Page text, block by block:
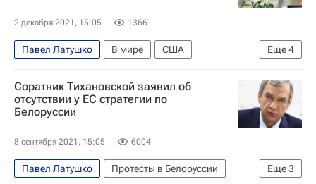
2 декабря 2021, 15:05 1366
Еще4
Павел Латушко В мире
США
Белоруссия
Евросоюз
Александр Лукашенко
Светлана Тихановская
Соратник Тихановской заявил об
отсутствии у ЕС стратегии по
Белоруссии
8 сентября 2021, 15:05 6004
Еще3
Павел Латушко
Протесты в Белоруссии